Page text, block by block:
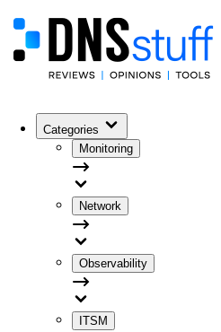
Categories
Monitoring
Network
Observability
ITSM